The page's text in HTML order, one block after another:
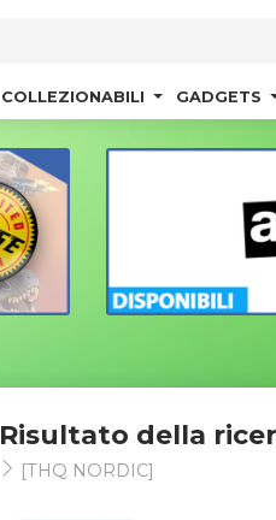
COLLEZIONABILI GADGETS
Risultato della
[THQ NORDIC]